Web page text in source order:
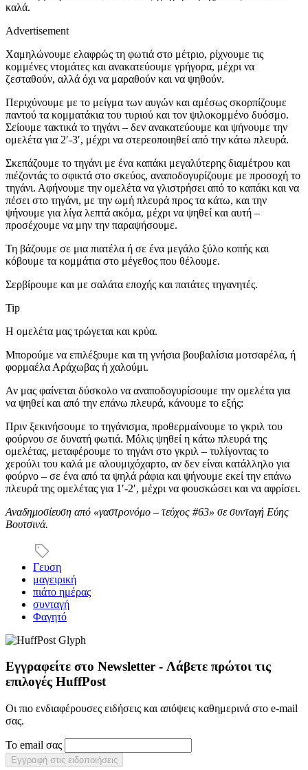
καλά.
Advertisement
Χαμηλώνουμε ελαφρώς τη φωτιά στο μέτριο, ρίχνουμε τις
κομμένες ντομάτες και ανακατεύουμε γρήγορα, μέχρι να
ζεσταθούν, αλλά όχι να μαραθούν και να ψηθούν.
Περιχύνουμε με το μείγμα των αυγών και αμέσως σκορπίζουμε
παντού τα κομματάκια του τυριού και τον ψιλοκομμένο δυόσμο.
Σείουμε τακτικά το τηγάνι – δεν ανακατεύουμε και ψήνουμε την
ομελέτα για 2′-3′, μέχρι να στερεοποιηθεί από την κάτω πλευρά.
Σκεπάζουμε το τηγάνι με ένα καπάκι μεγαλύτερης διαμέτρου και
πιέζοντάς το σφικτά στο σκεύος, αναποδογυρίζουμε με προσοχή το
τηγάνι. Αφήνουμε την ομελέτα να γλιστρήσει από το καπάκι και να
πέσει στο τηγάνι, με την ωμή πλευρά προς τα κάτω, και την
ψήνουμε για λίγα λεπτά ακόμα, μέχρι να ψηθεί και αυτή –
προσέχουμε να μην την παραψήσουμε.
Τη βάζουμε σε μια πιατέλα ή σε ένα μεγάλο ξύλο κοπής και
κόβουμε τα κομμάτια στο μέγεθος που θέλουμε.
Σερβίρουμε και με σαλάτα εποχής και πατάτες τηγανητές.
Tip
Η ομελέτα μας τρώγεται και κρύα.
Μπορούμε να επιλέξουμε και τη γνήσια βουβαλίσια μοτσαρέλα, ή
φορμαέλα Αράχωβας ή χαλούμι.
Αν μας φαίνεται δύσκολο να αναποδογυρίσουμε την ομελέτα για
να ψηθεί και από την επάνω πλευρά, κάνουμε το εξής:
Πριν ξεκινήσουμε το τηγάνισμα, προθερμαίνουμε το γκριλ του
φούρνου σε δυνατή φωτιά. Μόλις ψηθεί η κάτω πλευρά της
ομελέτας, μεταφέρουμε το τηγάνι στο γκριλ – τυλίγοντας το
χερούλι του καλά με αλουμιχόχαρτο, αν δεν είναι κατάλληλο για
φούρνο – σε ένα από τα ψηλά ράφια και ψήνουμε εκεί την επάνω
πλευρά της ομελέτας για 1′-2′, μέχρι να φουσκώσει και να αφρίσει.
Αναδημοσίευση από «γαστρονόμο – τεύχος #63» σε συνταγή Εύης
Βουτσινά.
Γευση
μαγειρική
πιάτο ημέρας
συνταγή
Φαγητό
Εγγραφείτε στο Newsletter - Λάβετε πρώτοι τις
επιλογές HuffPost
Οι πιο ενδιαφέρουσες ειδήσεις και απόψεις καθημερινά στο e-mail
σας.
Το email σας
Εγγραφή στις ειδοποιήσεις